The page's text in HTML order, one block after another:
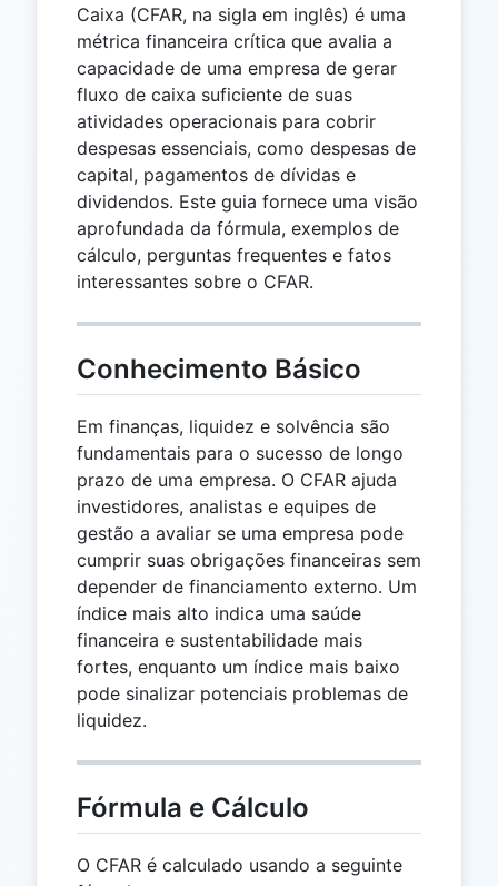
Caixa (CFAR, na sigla em inglês) é uma
métrica financeira crítica que avalia a
capacidade de uma empresa de gerar
fluxo de caixa suficiente de suas
atividades operacionais para cobrir
despesas essenciais, como despesas de
capital, pagamentos de dívidas e
dividendos. Este guia fornece uma visão
aprofundada da fórmula, exemplos de
cálculo, perguntas frequentes e fatos
interessantes sobre o CFAR.
Conhecimento Básico
Em finanças, liquidez e solvência são
fundamentais para o sucesso de longo
prazo de uma empresa. O CFAR ajuda
investidores, analistas e equipes de
gestão a avaliar se uma empresa pode
cumprir suas obrigações financeiras sem
depender de financiamento externo. Um
índice mais alto indica uma saúde
financeira e sustentabilidade mais
fortes, enquanto um índice mais baixo
pode sinalizar potenciais problemas de
liquidez.
Fórmula e Cálculo
O CFAR é calculado usando a seguinte